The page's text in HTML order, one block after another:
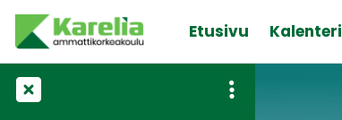
Etusivu Kalenteri